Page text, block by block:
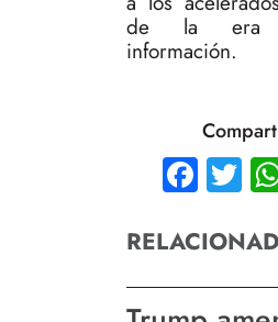
de la
información.